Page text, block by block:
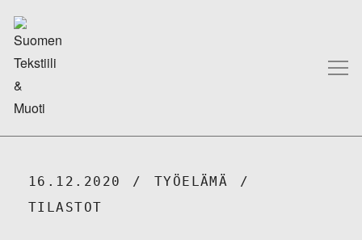
16.12.2020
TYÖELÄMÄ
TILASTOT